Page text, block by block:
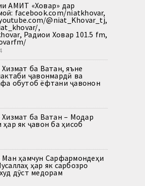
АМИТ «Ховар» дар
facebook.com/niatkhovar,
@niat_Khovar_tj,
,
Радиои Ховар 101.5 fm,
ба Ватан, яъне
ҷавонмардӣ ва
обутоб ёфтани ҷавонон
ба Ватан – Модар
як ҷавон ба ҳисоб
ҳамчун Сарфармондеҳи
ҳар як сарбозро
дӯст медорам